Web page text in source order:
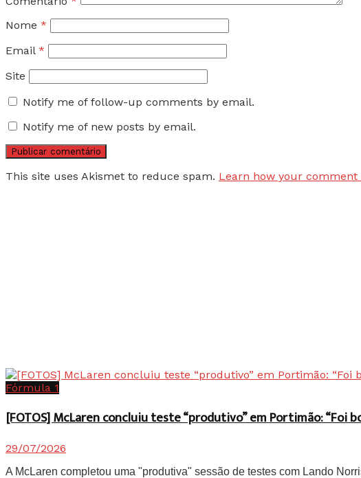
Nome *
Email *
Site
Notify me of follow-up comments by email.
Notify me of new posts by email.
This site uses Akismet to reduce spam. Learn how your comment
Fórmula 1
[FOTOS] McLaren concluiu teste “produtivo” em Portimão: “Foi
29/07/2026
A McLaren completou uma "produtiva" sessão de testes com Lando